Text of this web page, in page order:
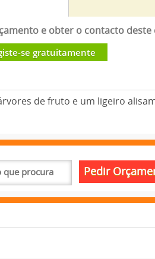
e obter o contacto deste
se gratuitamente
de fruto e um ligeiro